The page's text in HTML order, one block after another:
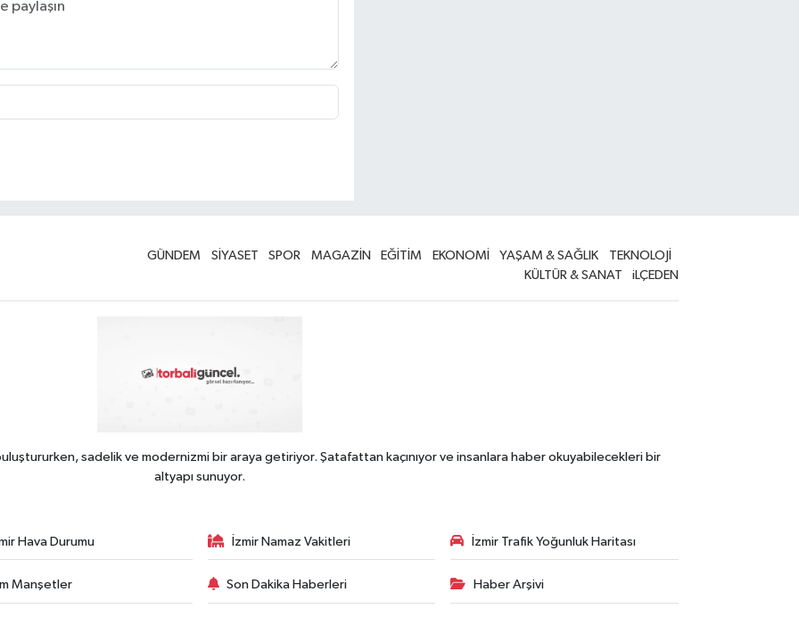
GÜNDEM SİYASET SPOR MAGAZİN EĞİTİM EKONOMİ YAŞAM & SAĞLIK
TEKNOLOJİ
KÜLTÜR & SANAT
iLÇEDEN
sadelik ve modernizmi bir araya getiriyor. Şatafattan kaçınıyor ve insanlara haber okuyabilecekleri bir
altyapı sunuyor.
Hava Durumu İzmir Namaz Vakitleri İzmir Trafik Yoğunluk Haritası
Manşetler Son Dakika Haberleri Haber Arşivi